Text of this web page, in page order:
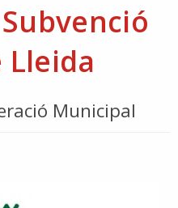
Lleida
Municipal